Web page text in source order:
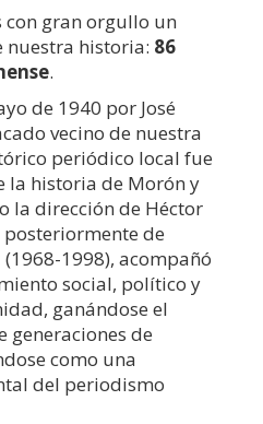
con gran orgullo un
nuestra historia: 86
.
de 1940 por José
vecino de nuestra
periódico local fue
la historia de Morón y
la dirección de Héctor
posteriormente de
1998), acompañó
social, político y
ganándose el
generaciones de
como una
del periodismo